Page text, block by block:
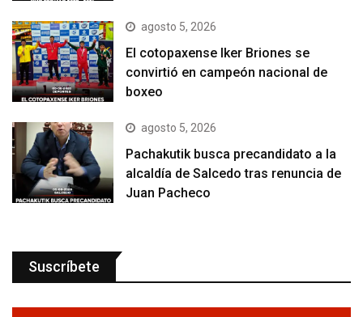
agosto 5, 2026
El cotopaxense Iker Briones se
convirtió en campeón nacional de
boxeo
agosto 5, 2026
Pachakutik busca precandidato a la
alcaldía de Salcedo tras renuncia de
Juan Pacheco
Suscríbete